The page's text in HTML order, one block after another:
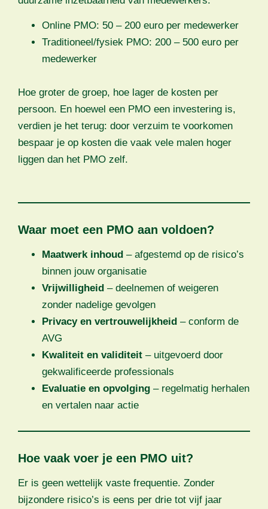
Online PMO: 50 – 200 euro per medewerker
Traditioneel/fysiek PMO: 200 – 500 euro per
medewerker
Hoe groter de groep, hoe lager de kosten per
persoon. En hoewel een PMO een investering is,
verdien je het terug: door verzuim te voorkomen
bespaar je op kosten die vaak vele malen hoger
liggen dan het PMO zelf.
Waar moet een PMO aan voldoen?
Maatwerk inhoud – afgestemd op de risico’s
binnen jouw organisatie
Vrijwilligheid – deelnemen of weigeren
zonder nadelige gevolgen
Privacy en vertrouwelijkheid – conform de
AVG
Kwaliteit en validiteit – uitgevoerd door
gekwalificeerde professionals
Evaluatie en opvolging – regelmatig herhalen
en vertalen naar actie
Hoe vaak voer je een PMO uit?
Er is geen wettelijk vaste frequentie. Zonder
bijzondere risico’s is eens per drie tot vijf jaar